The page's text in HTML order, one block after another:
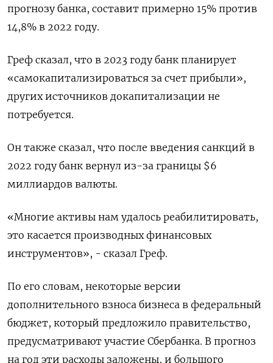
прогнозу банка, составит примерно 15% против
14,8% в 2022 году.
Греф сказал, что в 2023 году банк планирует
«самокапитализироваться за счет прибыли»,
других источников докапитализации не
потребуется.
Он также сказал, что после введения санкций в
2022 году банк вернул из-за границы $6
миллиардов валюты.
«Многие активы нам удалось реабилитировать,
это касается производных финансовых
инструментов», - сказал Греф.
По его словам, некоторые версии
дополнительного взноса бизнеса в федеральный
бюджет, который предложило правительство,
предусматривают участие Сбербанка. В прогноз
на год эти расходы заложены, и большого